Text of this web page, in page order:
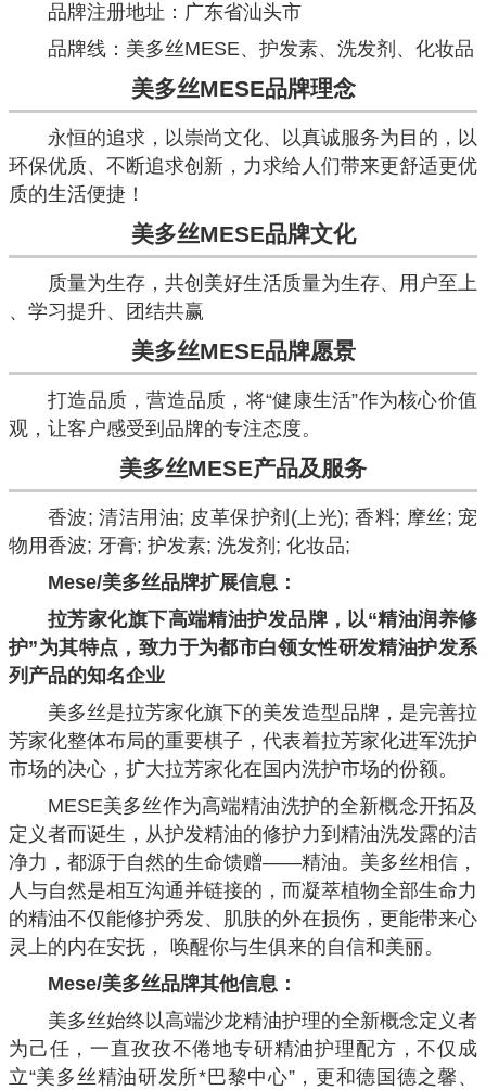
品牌注册地址：广东省汕头市
品牌线：美多丝MESE、护发素、洗发剂、化妆品
美多丝MESE品牌理念
永恒的追求，以崇尚文化、以真诚服务为目的，以
环保优质、不断追求创新，力求给人们带来更舒适更优
质的生活便捷！
美多丝MESE品牌文化
质量为生存，共创美好生活质量为生存、用户至上
、学习提升、团结共赢
美多丝MESE品牌愿景
打造品质，营造品质，将“健康生活”作为核心价值
观，让客户感受到品牌的专注态度。
美多丝MESE产品及服务
香波; 清洁用油; 皮革保护剂(上光); 香料; 摩丝; 宠
物用香波; 牙膏; 护发素; 洗发剂; 化妆品;
Mese/美多丝品牌扩展信息：
拉芳家化旗下高端精油护发品牌，以“精油润养修
护”为其特点，致力于为都市白领女性研发精油护发系
列产品的知名企业
美多丝是拉芳家化旗下的美发造型品牌，是完善拉
芳家化整体布局的重要棋子，代表着拉芳家化进军洗护
市场的决心，扩大拉芳家化在国内洗护市场的份额。
MESE美多丝作为高端精油洗护的全新概念开拓及
定义者而诞生，从护发精油的修护力到精油洗发露的洁
净力，都源于自然的生命馈赠——精油。美多丝相信，
人与自然是相互沟通并链接的，而凝萃植物全部生命力
的精油不仅能修护秀发、肌肤的外在损伤，更能带来心
灵上的内在安抚， 唤醒你与生俱来的自信和美丽。
Mese/美多丝品牌其他信息：
美多丝始终以高端沙龙精油护理的全新概念定义者
为己任，一直孜孜不倦地专研精油护理配方，不仅成
立“美多丝精油研发所*巴黎中心”，更和德国德之馨、